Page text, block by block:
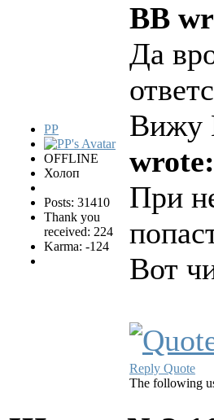
PP
OFFLINE
Холоп
Posts: 31410
Thank you
received: 224
Karma: -124
BB
Да
Вижу
wrote:
При
Вот
Reply Quote
The following